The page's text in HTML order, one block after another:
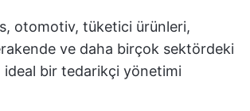
otomotiv, tüketici ürünleri,
ve daha birçok sektördeki
ideal bir tedarikçi yönetimi